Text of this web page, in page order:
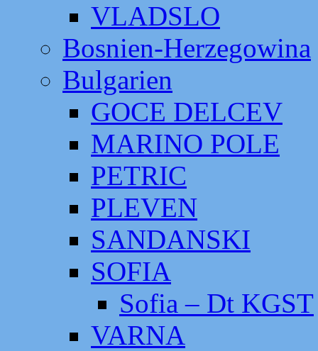
VLADSLO
Bosnien-Herzegowina
Bulgarien
GOCE DELCEV
MARINO POLE
PETRIC
PLEVEN
SANDANSKI
SOFIA
Sofia – Dt KGST
VARNA